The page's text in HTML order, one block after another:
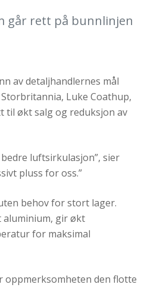
går rett på bunnlinjen
av detaljhandlernes mål
Luke Coathup,
til økt salg og reduksjon av
luftsirkulasjon”, sier
pluss for oss.”
behov for stort lager.
aluminium, gir økt
for maksimal
oppmerksomheten den flotte